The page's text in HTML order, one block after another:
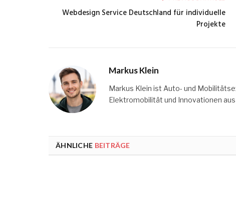
Webdesign Service Deutschland für individuelle
Projekte
Markus Klein
Markus Klein ist Auto- und
Elektromobilität und Innovationen
ÄHNLICHE BEITRÄGE